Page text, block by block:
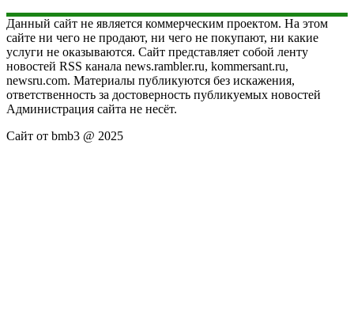
Данный сайт не является коммерческим проектом. На этом
сайте ни чего не продают, ни чего не покупают, ни какие
услуги не оказываются. Сайт представляет собой ленту
новостей RSS канала news.rambler.ru, kommersant.ru,
newsru.com. Материалы публикуются без искажения,
ответственность за достоверность публикуемых новостей
Администрация сайта не несёт.
Сайт от bmb3 @ 2025